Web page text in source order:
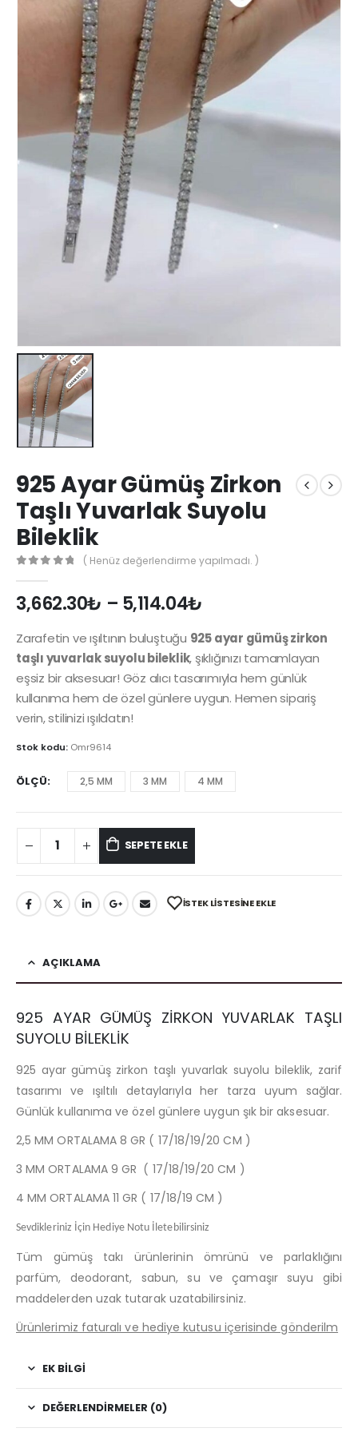
925 Ayar Gümüş Zirkon
Taşlı Yuvarlak Suyolu
Bileklik
( Henüz değerlendirme yapılmadı. )
3,662.30₺ – 5,114.04₺
Zarafetin ve ışıltının buluştuğu 925 ayar gümüş zirkon
taşlı yuvarlak suyolu bileklik, şıklığınızı tamamlayan
eşsiz bir aksesuar! Göz alıcı tasarımıyla hem günlük
kullanıma hem de özel günlere uygun. Hemen sipariş
verin, stilinizi ışıldatın!
Stok kodu: Omr9614
ÖLÇÜ 2,5 MM 3 MM 4 MM
SEPETE EKLE
İSTEK LISTESINE EKLE
AÇIKLAMA
925 AYAR GÜMÜŞ ZİRKON YUVARLAK TAŞLI
SUYOLU BİLEKLİK
925 ayar gümüş zirkon taşlı yuvarlak suyolu bileklik, zarif
tasarımı ve ışıltılı detaylarıyla her tarza uyum sağlar.
Günlük kullanıma ve özel günlere uygun şık bir aksesuar.
2,5 MM ORTALAMA 8 GR ( 17/18/19/20 CM )
3 MM ORTALAMA 9 GR ( 17/18/19/20 CM )
4 MM ORTALAMA 11 GR ( 17/18/19 CM )
Sevdikleriniz İçin Hediye Notu İletebilirsiniz
Tüm gümüş takı ürünlerinin ömrünü ve parlaklığını
parfüm, deodorant, sabun, su ve çamaşır suyu gibi
maddelerden uzak tutarak uzatabilirsiniz.
Ürünlerimiz faturalı ve hediye kutusu içerisinde gönderilm
EK BILGI
DEĞERLENDIRMELER (0)